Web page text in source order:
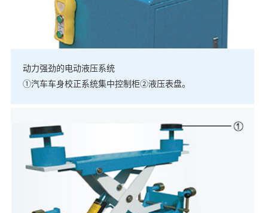
动力强劲的电动液压系统
①汽车车身校正系统集中控制柜②液压表盘。